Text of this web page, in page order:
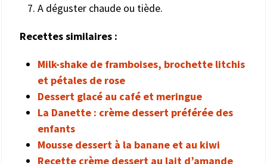
A déguster chaude ou tiède.
Recettes similaires :
Milk-shake de framboises, brochette litchis
et pétales de rose
Dessert glacé au café et meringue
La Danette : crème dessert préférée des
enfants
Mousse dessert à la banane et au kiwi
Recette crème dessert au lait d’amande